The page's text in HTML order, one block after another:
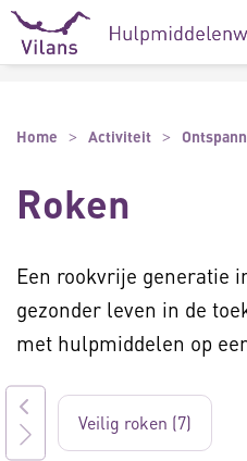
Naar hoofdinhoud
Naar footer
Home Activiteit
Roken
Een rookvrije generatie
gezonder leven in de
met hulpmiddelen op
Veilig roken (7)